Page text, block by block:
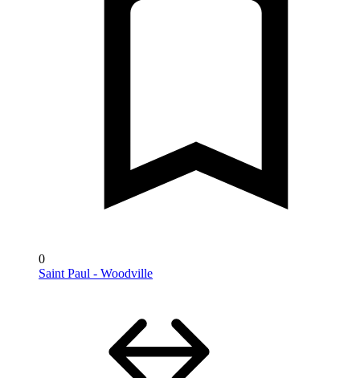
0
Saint Paul - Woodville